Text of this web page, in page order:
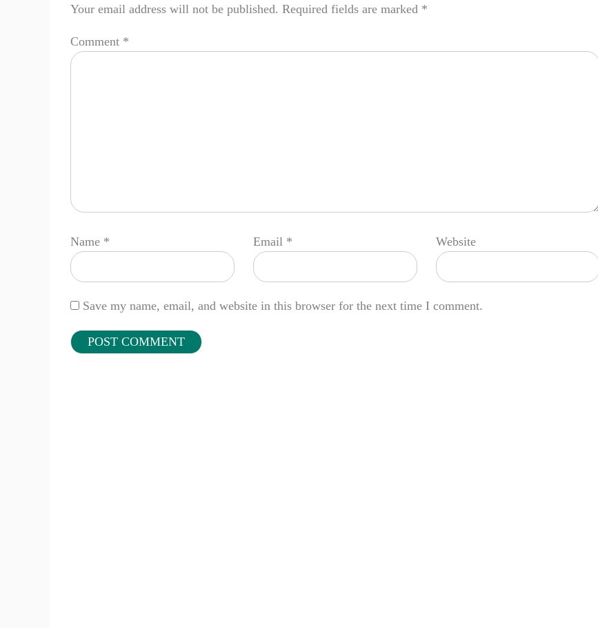
Your email address will not be published. Required fields are marked *
Comment *
Name * Email * Website
Save my name, email, and website in this browser for the next time I comment.